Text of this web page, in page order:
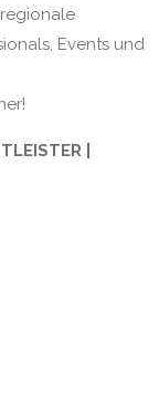
Events und
|